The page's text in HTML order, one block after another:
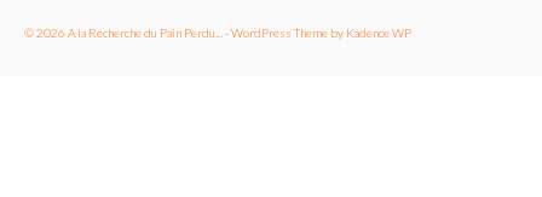
© 2026 A la Recherche du Pain Perdu... - WordPress Theme by Kadence WP